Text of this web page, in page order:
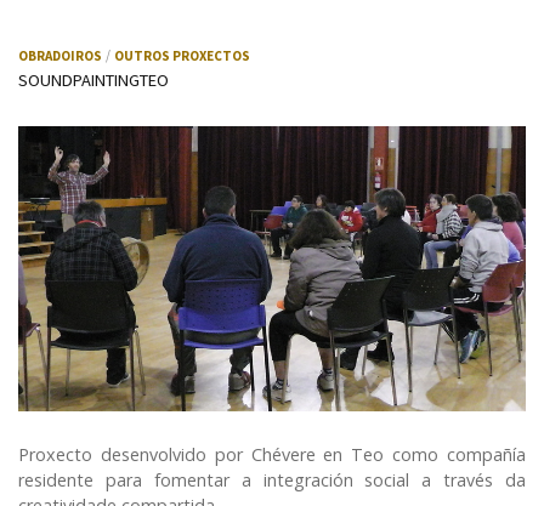
OBRADOIROS OUTROS PROXECTOS
SOUNDPAINTINGTEO
Proxecto desenvolvido por Chévere en Teo como compañía
residente para fomentar a integración social a través da